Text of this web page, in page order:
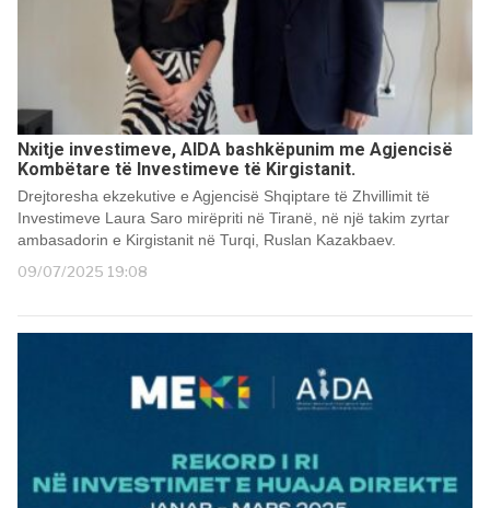
Nxitje investimeve, AIDA bashkëpunim me Agjencisë
Kombëtare të Investimeve të Kirgistanit.
Drejtoresha ekzekutive e Agjencisë Shqiptare të Zhvillimit të
Investimeve Laura Saro mirëpriti në Tiranë, në një takim zyrtar
ambasadorin e Kirgistanit në Turqi, Ruslan Kazakbaev.
09/07/2025 19:08